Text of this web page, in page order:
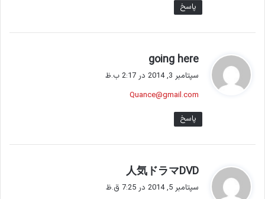
پاسخ
going here
:
سپتامبر 3, 2014 در 2:17 ب.ظ
Quance@gmail.com
پاسخ
人気ドラマDVD
ف
سپتامبر 5, 2014 در 7:25 ق.ظ